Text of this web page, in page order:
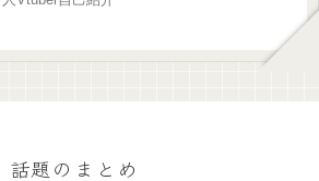
話題のまとめ